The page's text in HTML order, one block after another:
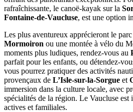
rafraîchissante, le canoë-kayak sur la
Fontaine-de-Vaucluse, est une option
Les plus aventureux apprécieront le
Mormoiron ou une montée à vélo du
moments plus ludiques, rendez-vous au
parfait pour les enfants, ou détendez-
vous pourrez pratiquer des activités
provençaux de L’Isle-sur-la-Sorgue et
immersion dans la culture locale, avec
spécialités de la région. Le Vaucluse est
actives et familiales.